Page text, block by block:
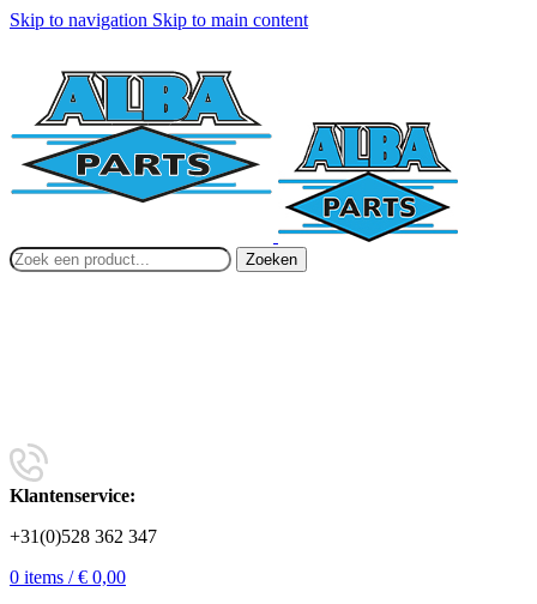
Skip to navigation Skip to main content
Zoeken
Klantenservice:
+31(0)528 362 347
0 items / € 0,00